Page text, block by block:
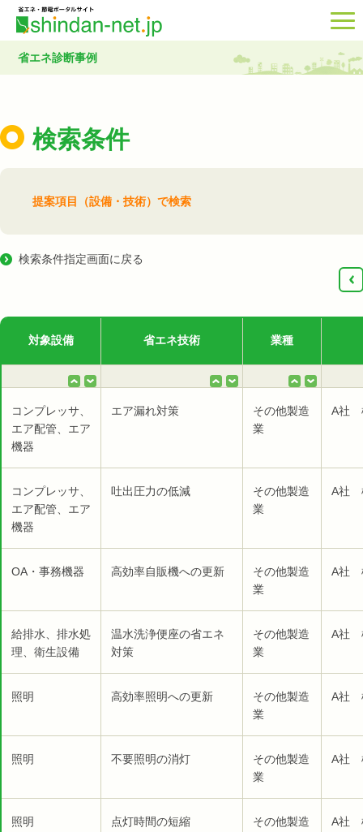
省エネ診断事例
検索条件
提案項目（設備・技術）で検索
検索条件指定画面に戻る
‹
対象設備 省エネ技術 業種
コンプレッサ、
エア配管、エア
機器
エア漏れ対策
その他製造
業
A社
コンプレッサ、
エア配管、エア
機器
吐出圧力の低減
その他製造
業
A社
OA・事務機器 高効率自販機への更新
その他製造
業
A社
給排水、排水処
理、衛生設備
温水洗浄便座の省エネ
対策
その他製造
業
A社
照明 高効率照明への更新
その他製造
業
A社
照明 不要照明の消灯
その他製造
業
A社
照明 点灯時間の短縮
その他製造
A社